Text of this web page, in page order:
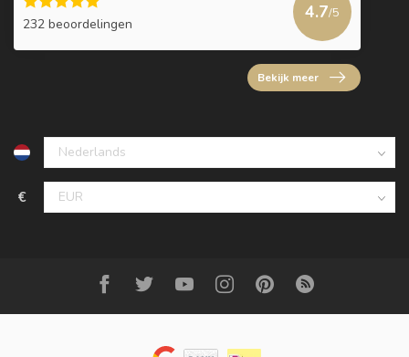
232 beoordelingen
4.7/5
Bekijk meer
€